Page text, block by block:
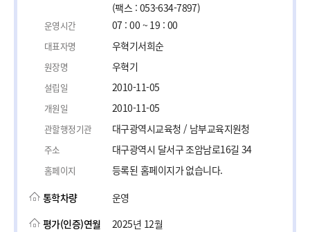
(팩스 : 053-634-7897)
운영시간 07 : 00 ~ 19 : 00
대표자명 우혁기서희순
원장명 우혁기
설립일 2010-11-05
개원일 2010-11-05
관할행정기관 대구광역시교육청 / 남부교육지원청
주소 대구광역시 달서구 조암남로16길 34
홈페이지
등록된 홈페이지가 없습니다.
통학차량
운영
평가(인증)연월
2025년 12월